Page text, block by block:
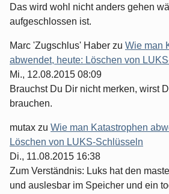
Das wird wohl nicht anders gehen
aufgeschlossen ist.
Marc 'Zugschlus' Haber zu Wie man
abwendet, heute: Löschen von
Mi., 12.08.2015 08:09
Brauchst Du Dir nicht merken, wirst
brauchen.
mutax zu Wie man Katastrophen
Löschen von LUKS-Schlüsseln
Di., 11.08.2015 16:38
Zum Verständnis: Luks hat den
und auslesbar im Speicher und ein